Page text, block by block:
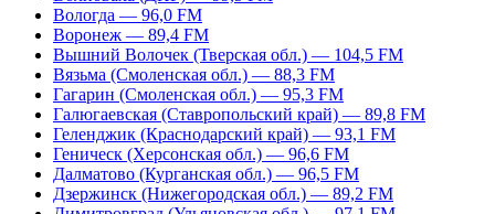
Вологда — 96,0 FM
Воронеж — 89,4 FM
Вышний Волочек (Тверская обл.) — 104,5 FM
Вязьма (Смоленская обл.) — 88,3 FM
Гагарин (Смоленская обл.) — 95,3 FM
Галюгаевская (Ставропольский край) — 89,8 FM
Геленджик (Краснодарский край) — 93,1 FM
Геническ (Херсонская обл.) — 96,6 FM
Далматово (Курганская обл.) — 96,5 FM
Дзержинск (Нижегородская обл.) — 89,2 FM